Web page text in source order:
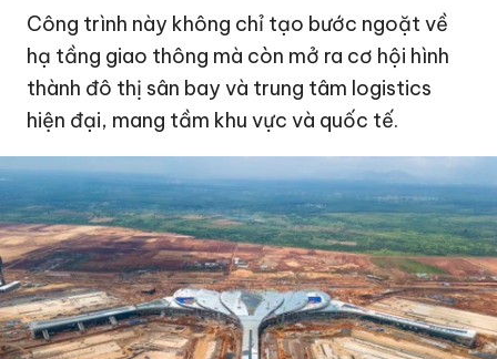
Công trình này không chỉ tạo bước ngoặt về
hạ tầng giao thông mà còn mở ra cơ hội hình
thành đô thị sân bay và trung tâm logistics
hiện đại, mang tầm khu vực và quốc tế.